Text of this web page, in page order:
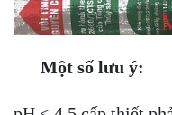
Một số lưu ý: